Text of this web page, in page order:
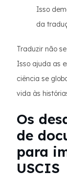
Isso
da
Traduzir não
Isso ajuda as
ciência se
vida às
Os
de
para
USCIS